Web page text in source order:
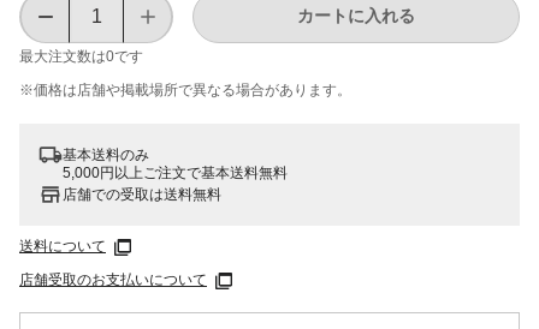
最大注文数は0です
カートに入れる
※価格は​店舗や​掲載場所で​異なる​場合が​あります。
基本送料のみ
5,000円以上ご注文で基本送料無料
店舗での受取は送料無料
送料について
店舗受取のお支払いについて